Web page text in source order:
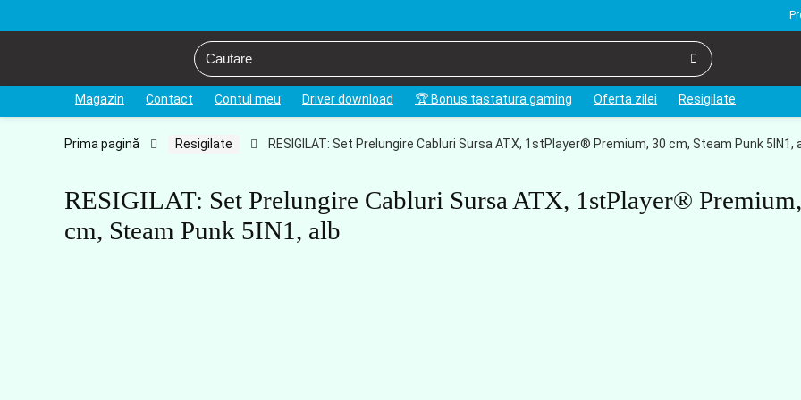
Magazin Contact Contul meu Driver download 🏆 Bonus tastatura gaming Oferta zilei Resigilate
Prima pagină Resigilate RESIGILAT: Set Prelungire Cabluri Sursa ATX, 1stPlayer® Premium, 30 cm, Steam Punk 5IN1,
RESIGILAT: Set Prelungire Cabluri Sursa ATX, 1stPlayer®
cm, Steam Punk 5IN1, alb